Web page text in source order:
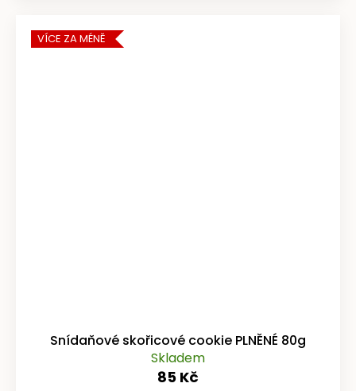
VÍCE ZA MÉNĚ
Snídaňové skořicové cookie PLNĚNÉ 80g
Skladem
85 Kč